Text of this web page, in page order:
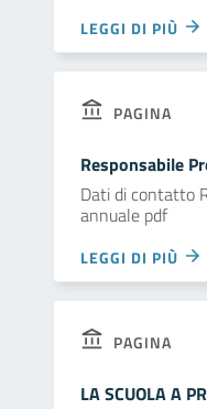
LEGGI DI PIÙ
PAGINA
Responsabile
Dati di contatto
annuale pdf
LEGGI DI PIÙ
PAGINA
LA SCUOLA A